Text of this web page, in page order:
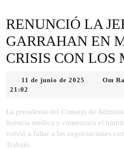
RENUNCIÓ LA
GARRAHAN EN
CRISIS CON LOS
11 de junio de 2025
de
Om
21:02
La presidenta del Consejo de
licencia médica y comenzará el
volvió a faltar a las negociaciones
Trabajo.